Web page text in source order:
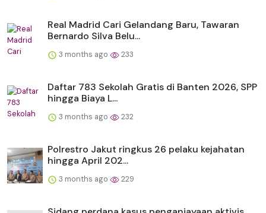
Real Madrid Cari Gelandang Baru, Tawaran
Bernardo Silva Belu...
3 months ago 233
Daftar 783 Sekolah Gratis di Banten 2026, SPP
hingga Biaya L...
3 months ago 232
Polrestro Jakut ringkus 26 pelaku kejahatan
hingga April 202...
3 months ago 229